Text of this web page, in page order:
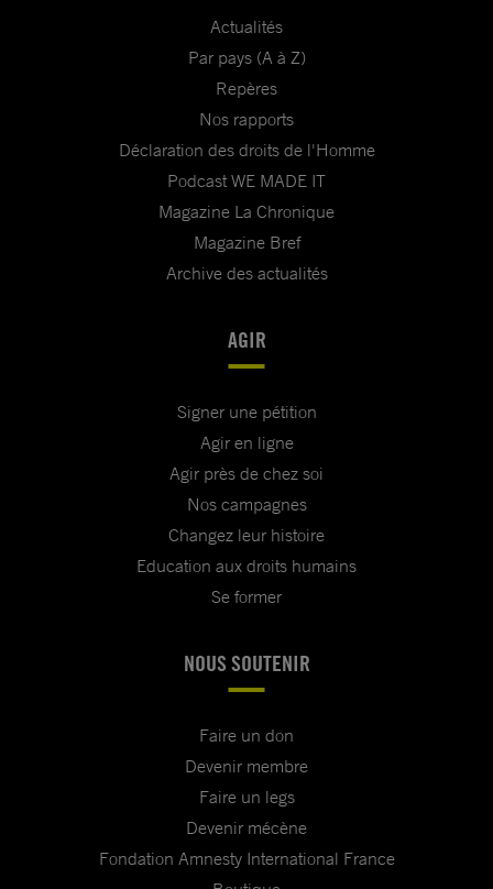
Actualités
Par pays (A à Z)
Repères
Nos rapports
Déclaration des droits de l'Homme
Podcast WE MADE IT
Magazine La Chronique
Magazine Bref
Archive des actualités
AGIR
Signer une pétition
Agir en ligne
Agir près de chez soi
Nos campagnes
Changez leur histoire
Education aux droits humains
Se former
NOUS SOUTENIR
Faire un don
Devenir membre
Faire un legs
Devenir mécène
Fondation Amnesty International France